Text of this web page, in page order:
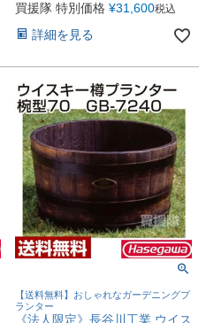
買援隊 特別価格 ¥31,600税込
詳細を見る
【送料無料】おしゃれなガーデニングプ
ランター
《法人限定》長谷川工業 ウイス